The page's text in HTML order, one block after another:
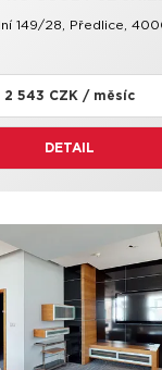
A OBČANY
149/28, Předlice,
2 543 CZK / měsíc
DETAIL